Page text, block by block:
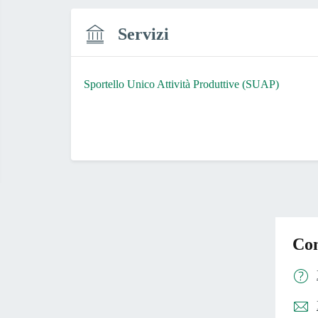
Servizi
Sportello Unico Attività Produttive (SUAP)